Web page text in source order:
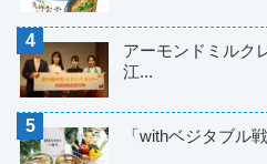
アーモンドミルク
江...
「withベジタブル